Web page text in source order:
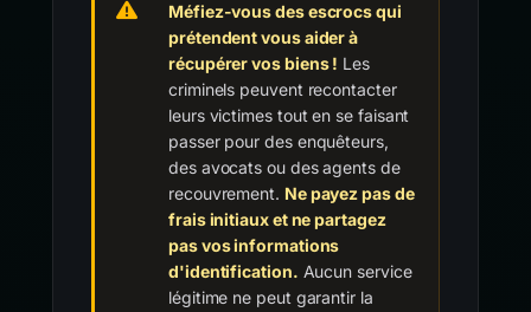
Méfiez-vous des escrocs qui
prétendent vous aider à
récupérer vos biens ! Les
criminels peuvent recontacter
leurs victimes tout en se faisant
passer pour des enquêteurs,
des avocats ou des agents de
recouvrement. Ne payez pas de
frais initiaux et ne partagez
pas vos informations
d'identification. Aucun service
légitime ne peut garantir la